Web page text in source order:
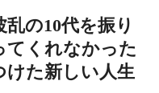
の10代を振り
てくれなかった
た新しい人生